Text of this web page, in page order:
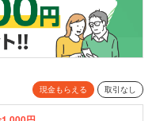
現金もらえる 取引なし